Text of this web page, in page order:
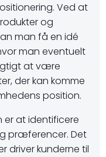
Ved at
og
man få en idé
man eventuelt
at være
der kan komme
position.
er at identificere
præferencer. Det
driver kunderne til